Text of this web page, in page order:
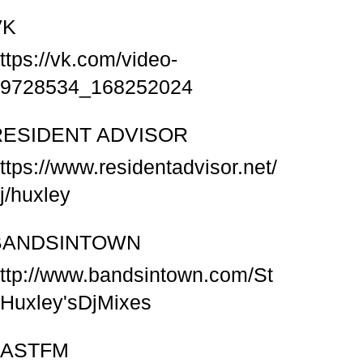
vk.com/video-
ADVISOR
www.residentadvisor.net/
huxley
www.bandsintown.com/St